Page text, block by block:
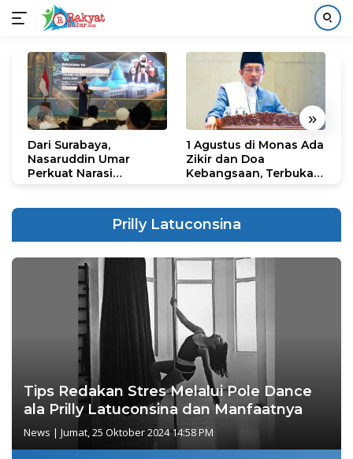
konten
« »
Dari Surabaya,
Nasaruddin Umar
Perkuat Narasi
1 Agustus di Monas Ada
Zikir dan Doa
Kebangsaan, Terbuka
Prilly Latuconsina
Tips Redakan Stres Melalui Pole Dance
ala Prilly Latuconsina dan Manfaatnya
News | Jumat, 25 Oktober 2024 14:58 PM